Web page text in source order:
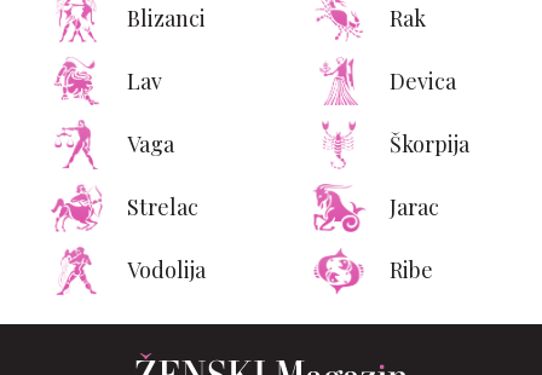
Blizanci Rak
Lav Devica
Vaga Škorpija
Strelac Jarac
Vodolija Ribe